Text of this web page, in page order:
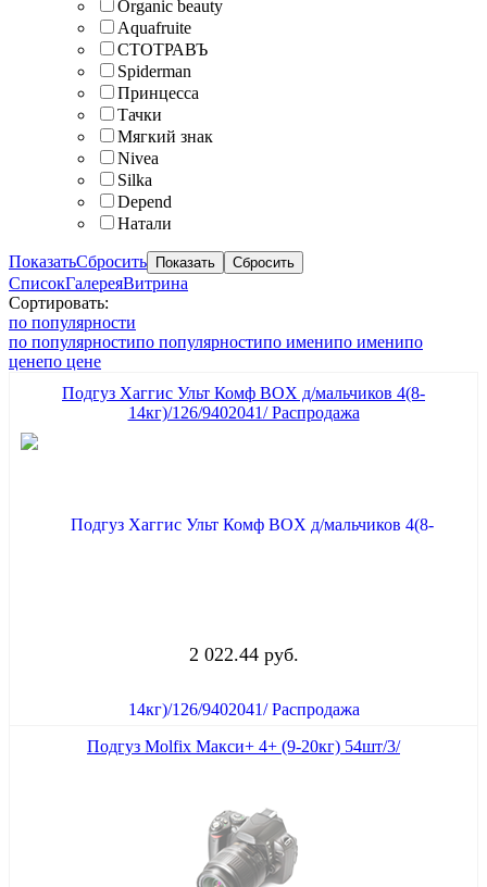
Organic beauty
Aquafruite
СТОТРАВЪ
Spiderman
Принцесса
Тачки
Мягкий знак
Nivea
Silka
Depend
Натали
ПоказатьСбросить
СписокГалереяВитрина
Сортировать:
по популярности
по популярностипо популярностипо именипо именипо
ценепо цене
Подгуз Хаггис Ульт Комф BOX д/мальчиков 4(8-
14кг)/126/9402041/ Распродажа
2 022.44 руб.
Подгуз Molfix Макси+ 4+ (9-20кг) 54шт/3/